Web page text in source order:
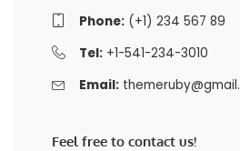
Phone:(+1) 234 567 89
Tel:+1-541-234-3010
Email:
Feel free to contact us!